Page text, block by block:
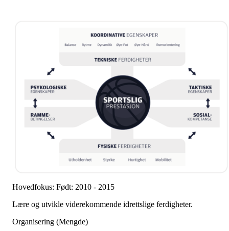
Hovedfokus: Født: 2010 - 2015
Lære og utvikle viderekommende idrettslige ferdigheter.
Organisering (Mengde)